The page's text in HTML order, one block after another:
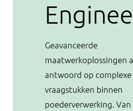
Geavanceerde
maatwerkoplossingen
antwoord op complexe
vraagstukken binnen
poederverwerking.